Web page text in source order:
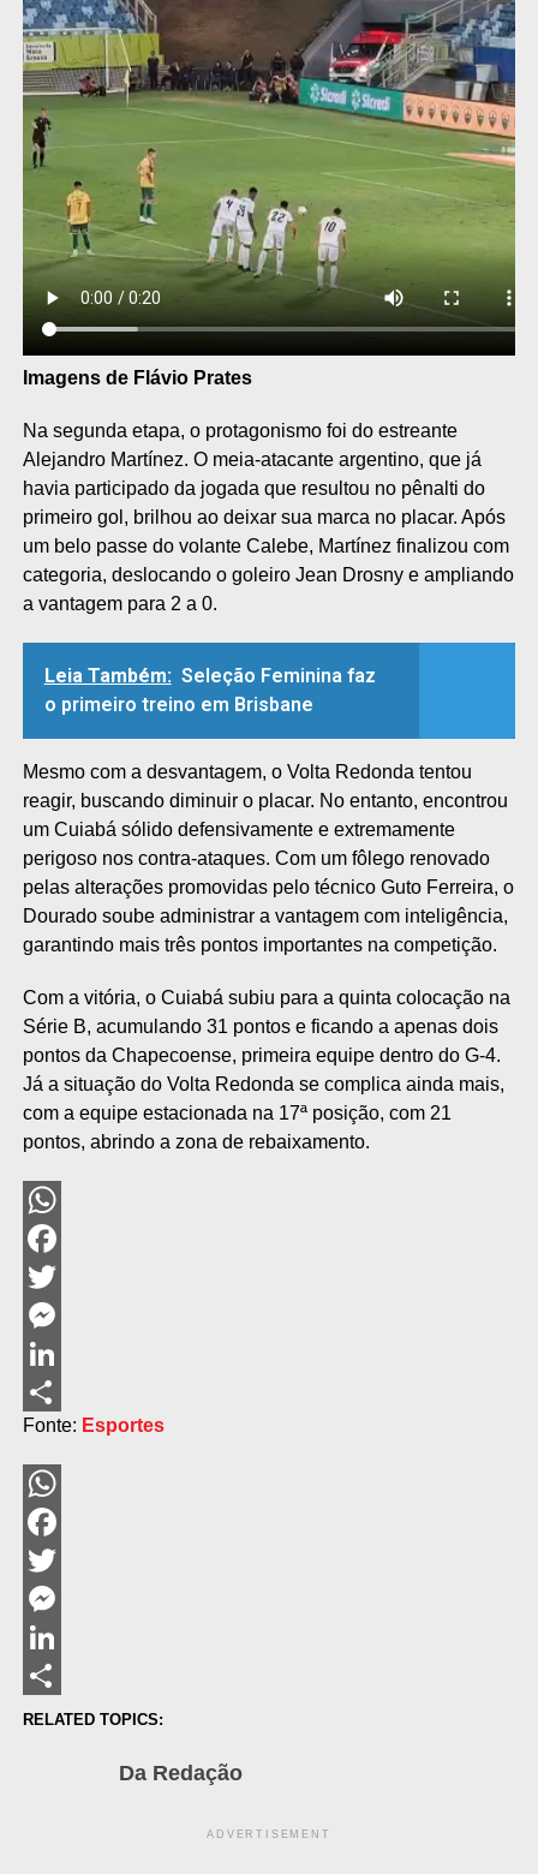
Imagens de Flávio Prates
Na segunda etapa, o protagonismo foi do estreante
Alejandro Martínez. O meia-atacante argentino, que já
havia participado da jogada que resultou no pênalti do
primeiro gol, brilhou ao deixar sua marca no placar. Após
um belo passe do volante Calebe, Martínez finalizou com
categoria, deslocando o goleiro Jean Drosny e ampliando
a vantagem para 2 a 0.
Leia Também: Seleção Feminina faz
o primeiro treino em Brisbane
Mesmo com a desvantagem, o Volta Redonda tentou
reagir, buscando diminuir o placar. No entanto, encontrou
um Cuiabá sólido defensivamente e extremamente
perigoso nos contra-ataques. Com um fôlego renovado
pelas alterações promovidas pelo técnico Guto Ferreira, o
Dourado soube administrar a vantagem com inteligência,
garantindo mais três pontos importantes na competição.
Com a vitória, o Cuiabá subiu para a quinta colocação na
Série B, acumulando 31 pontos e ficando a apenas dois
pontos da Chapecoense, primeira equipe dentro do G-4.
Já a situação do Volta Redonda se complica ainda mais,
com a equipe estacionada na 17ª posição, com 21
pontos, abrindo a zona de rebaixamento.
WhatsApp
Facebook
Twitter
Messenger
LinkedIn
Share
Fonte: Esportes
WhatsApp
Facebook
Twitter
Messenger
LinkedIn
Share
RELATED TOPICS:
Da Redação
ADVERTISEMENT